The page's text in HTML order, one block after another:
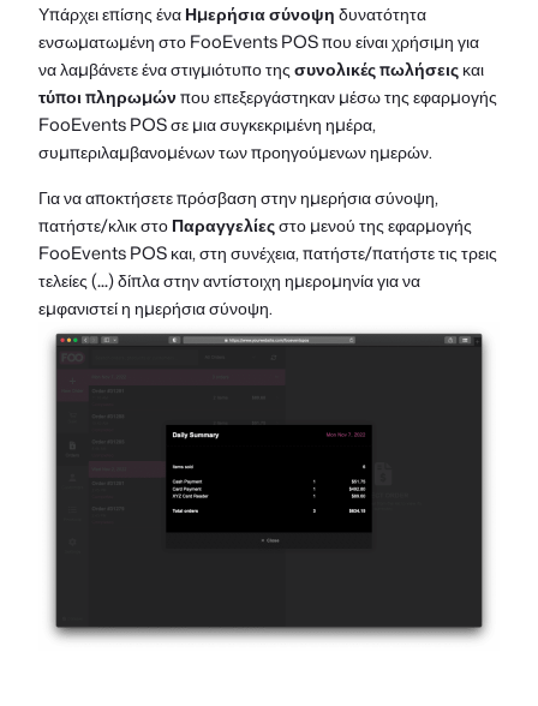
Υπάρχει επίσης έναΗμερήσια σύνοψηδυνατότητα
ενσωματωμένη στο FooEvents POS που είναι χρήσιμη για
να λαμβάνετε ένα στιγμιότυπο τηςσυνολικές πωλήσειςκαι
τύποι πληρωμώνπου επεξεργάστηκαν μέσω της εφαρμογής
FooEvents POS σε μια συγκεκριμένη ημέρα,
συμπεριλαμβανομένων των προηγούμενων ημερών.
Για να αποκτήσετε πρόσβαση στην ημερήσια σύνοψη,
πατήστε/κλικ στοΠαραγγελίεςστο μενού της εφαρμογής
FooEvents POS και, στη συνέχεια, πατήστε/πατήστε τις τρεις
τελείες (...) δίπλα στην αντίστοιχη ημερομηνία για να
εμφανιστεί η ημερήσια σύνοψη.